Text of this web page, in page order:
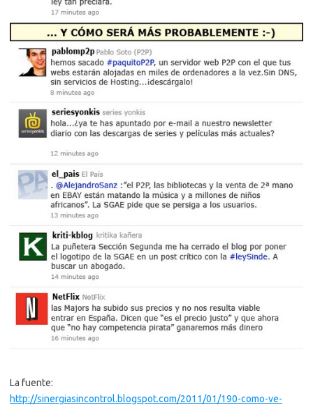
La fuente:
http://sinergiasincontrol.blogspot.com/2011/01/190-como-ve-